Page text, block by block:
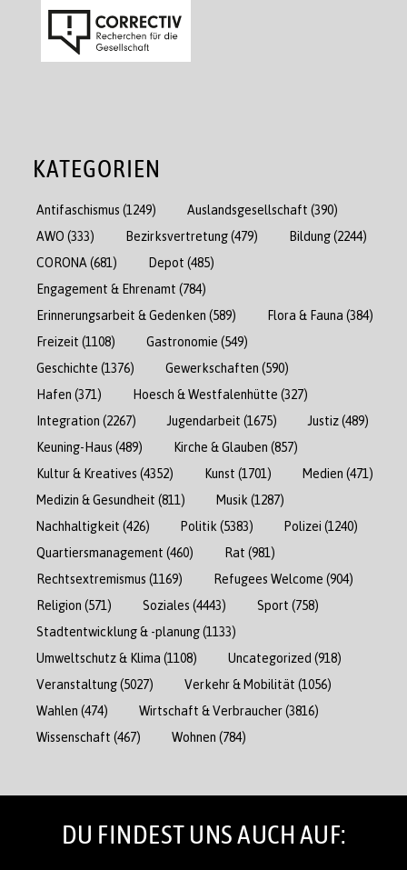
KATEGORIEN
Antifaschismus (1249) Auslandsgesellschaft (390)
AWO (333) Bezirksvertretung(479) Bildung(2244)
CORONA (681) Depot (485)
Engagement & Ehrenamt (784)
Erinnerungsarbeit & Gedenken (589) Flora & Fauna (384)
Freizeit (1108) Gastronomie (549)
Geschichte (1376) Gewerkschaften (590)
Hafen (371) Hoesch & Westfalenhütte (327)
Integration (2267) Jugendarbeit (1675) Justiz(489)
Keuning-Haus (489) Kirche & Glauben (857)
Kultur & Kreatives (4352) Kunst (1701) Medien (471)
Medizin & Gesundheit (811) Musik (1287)
Nachhaltigkeit (426) Politik (5383) Polizei (1240)
Quartiersmanagement (460) Rat (981)
Rechtsextremismus (1169) Refugees Welcome (904)
Religion (571) Soziales (4443) Sport (758)
Stadtentwicklung & -planung(1133)
Umweltschutz & Klima (1108) Uncategorized (918)
Veranstaltung(5027) Verkehr & Mobilität (1056)
Wahlen (474) Wirtschaft & Verbraucher(3816)
Wissenschaft (467) Wohnen (784)
DU FINDEST UNS AUCH AUF: